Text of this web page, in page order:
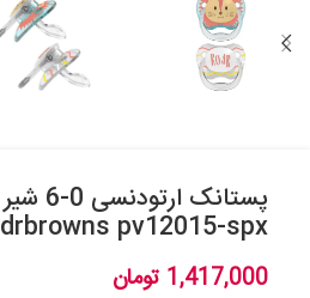
drbrowns pv12015-spx
1,417,000 تومان